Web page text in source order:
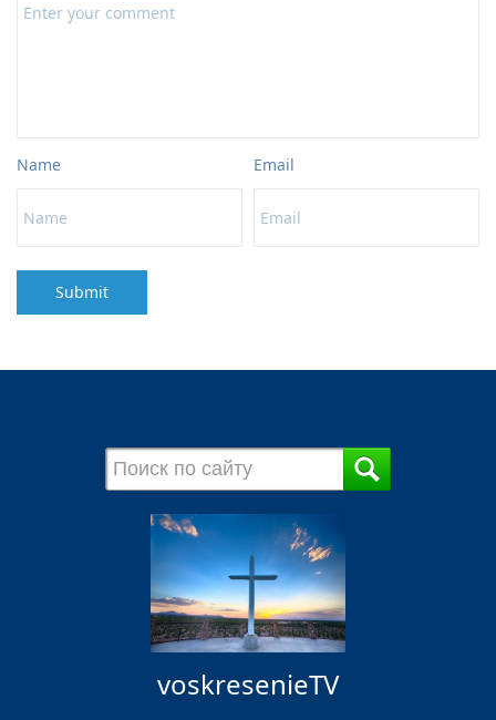
Name Email
Submit
voskresenieTV